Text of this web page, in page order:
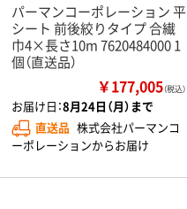
パーマンコーポレーション 平
シート 前後絞りタイプ 合繊
巾4×長さ10m 7620484000 1
個（直送品）
￥177,005（税込）
お届け日：8月24日（月）まで
直送品 株式会社パーマンコ
ーポレーションからお届け